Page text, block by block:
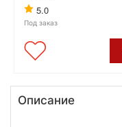
5.0
Под заказ
Описание